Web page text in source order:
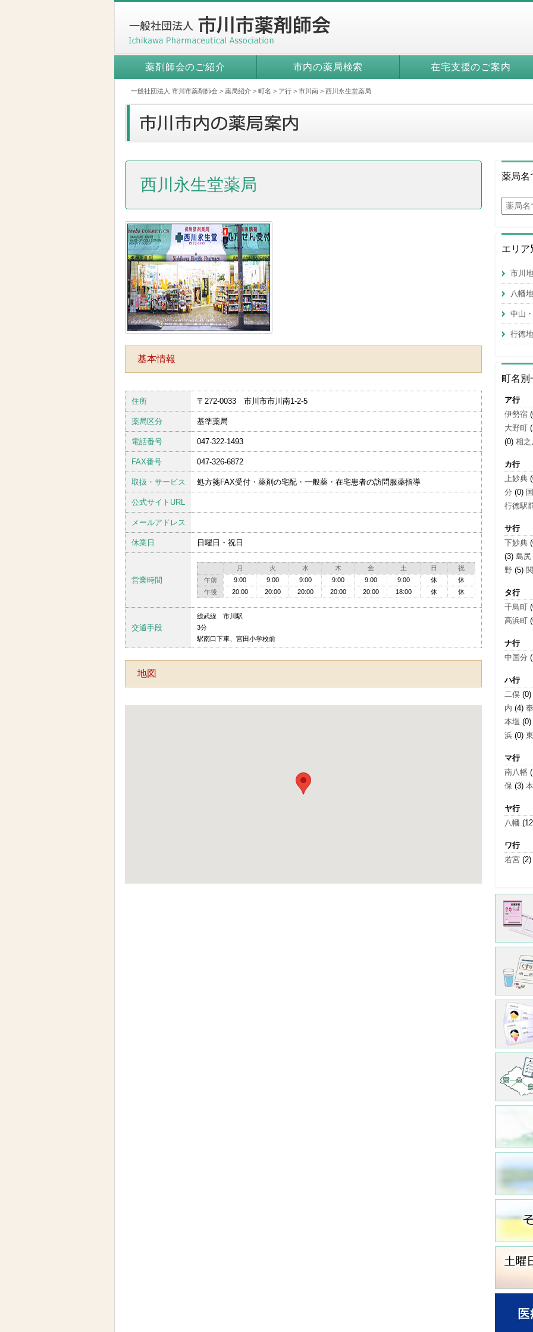
薬剤師会のご紹介 市内の薬局検索 在宅支援のご案内
一般社団法人 市川市薬剤師会 > 薬局紹介 > 町名 > ア行 > 市川南 > 西川永生堂薬局
西川永生堂薬局
基本情報
住所 〒272-0033 市川市市川南1-2-5
薬局区分 基準薬局
電話番号 047-322-1493
FAX番号 047-326-6872
取扱・サービス 処方箋FAX受付・薬剤の宅配・一般薬・在宅患者の訪問服薬指導
公式サイトURL
メールアドレス
休業日 日曜日・祝日
営業時間
月 火 水 木 金 土 日
祝
午前
9:00 9:00 9:00 9:00 9:00 9:00 休
休
午後
20:00 20:00 20:00 20:00 20:00 18:00 休 休
交通手段
総武線 市川駅
3分
駅南口下車、宮田小学校前
地図
薬局名
エリア
市川
八幡
中山
行徳
町名別
ア行
伊勢宿
大野町
(0) 相之
カ行
上妙典
分 (0)
行徳駅
サ行
下妙典
(3) 島尻
野 (5)
タ行
千鳥町
高浜町
ナ行
中国分
ハ行
二俣 (0)
内 (4)
本塩 (0)
浜 (0)
マ行
南八幡
保 (3)
ヤ行
八幡
ワ行
若宮 (2)